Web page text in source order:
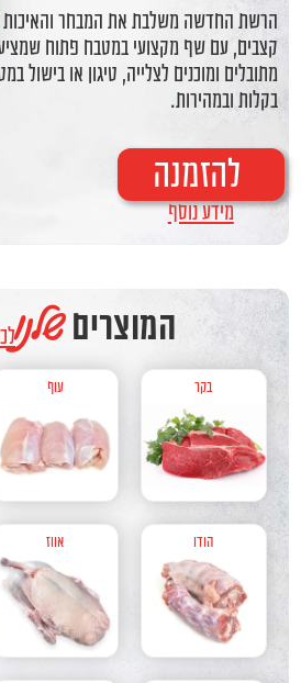
הרשת החדשה משלבת את המבחר
קצבים, עם שף מקצועי במטבח פתוח
מתובלים ומוכנים לצלייה, טיגון או בישול
בקלות ובמהירות.
להזמנה
מידע נוסף
המוצריםשלנו
בקר עוף
הודו אווז